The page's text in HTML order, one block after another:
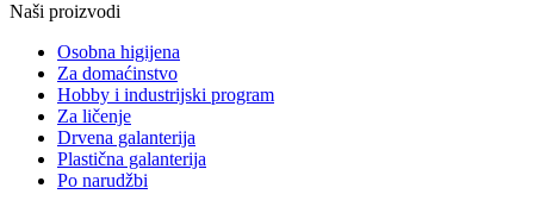
Naši proizvodi
Osobna higijena
Za domaćinstvo
Hobby i industrijski program
Za ličenje
Drvena galanterija
Plastična galanterija
Po narudžbi